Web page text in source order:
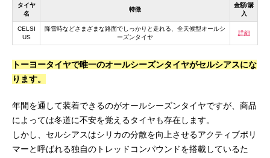
タイヤ
名
特徴
金額/購
入
CELSI
US
降雪時などさまざまな路面でしっかりと走れる、全天候型オールシ
ーズンタイヤ
詳細
トーヨータイヤで唯一のオールシーズンタイヤがセルシアスにな
ります。
年間を通して装着できるのがオールシーズンタイヤですが、商品
によっては冬道に不安を覚えるタイヤも存在します。
しかし、セルシアスはシリカの分散を向上させるアクティブポリ
マーと呼ばれる独自のトレッドコンパウンドを搭載しているた